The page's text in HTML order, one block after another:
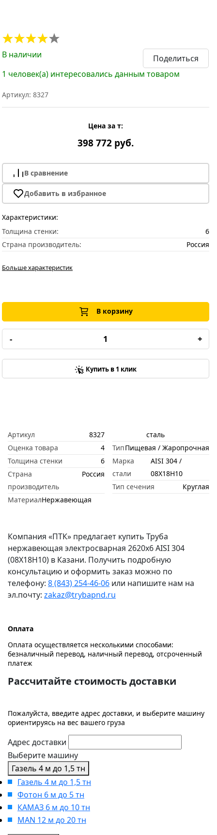
В наличии
Поделиться
1 человек(а) интересовались данным товаром
Артикул: 8327
Цена за т:
398 772 руб.
В сравнение
Добавить в избранное
Характеристики:
Толщина стенки:
6
Страна производитель:
Россия
Больше характеристик
В корзину
- +
Купить в 1 клик
Артикул
8327
Оценка товара
4
Толщина стенки
6
Страна
производитель
Россия
МатериалНержавеющая
сталь
ТипПищевая / Жаропрочная
Марка
стали
AISI 304 /
08Х18Н10
Тип сечения
Круглая
Компания «ПТК» предлагает купить Труба
нержавеющая электросварная 2620х6 AISI 304
(08Х18Н10) в Казани. Получить подробную
консультацию и оформить заказ можно по
телефону: 8 (843) 254-46-06 или напишите нам на
эл.почту: zakaz@trybapnd.ru
Оплата
Оплата осуществляется несколькими способами:
безналичный перевод, наличный перевод, отсроченный
платеж
Рассчитайте стоимость доставки
Пожалуйста, введите адрес доставки, и выберите машину
ориентируясь на вес вашего груза
Адрес доставки
Выберите машину
Газель 4 м до 1,5 тн
Газель 4 м до 1,5 тн
Фотон 6 м до 5 тн
КАМАЗ 6 м до 10 тн
MAN 12 м до 20 тн